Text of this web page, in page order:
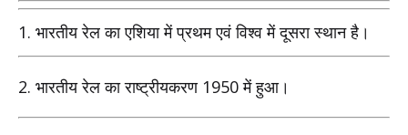
1. भारतीय रेल का एशिया में प्रथम एवं विश्व में दूसरा स्थान है।
2. भारतीय रेल का राष्ट्रीयकरण 1950 में हुआ।